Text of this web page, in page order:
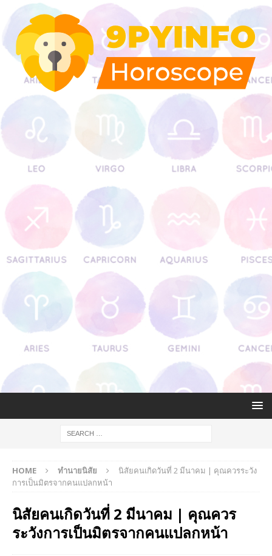
HOME ทำนายนิสัย
นิสัยคนเกิดวันที่ 2 มีนาคม | คุณควรระวัง
การเป็นมิตรจากคนแปลกหน้า
นิสัยคนเกิดวันที่ 2 มีนาคม | คุณควร
ระวังการเป็นมิตรจากคนแปลกหน้า